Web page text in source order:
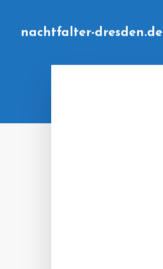
nachtfalter-dresden.de